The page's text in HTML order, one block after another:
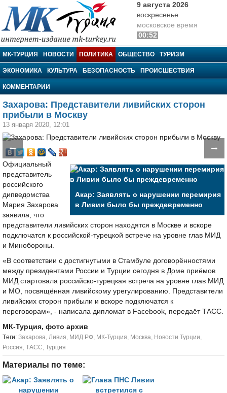
МК-Турция
9 августа 2026
воскресенье
московское время
00:52
МК-ТУРЦИЯ НОВОСТИ ПОЛИТИКА ОБЩЕСТВО ТУРИЗМ
ЭКОНОМИКА КУЛЬТУРА БЕЗОПАСНОСТЬ ПРОИСШЕСТВИЯ
КОММЕНТАРИИ
Захарова: Представители ливийских сторон
прибыли в Москву
13 января 2020, 12:01
← →
Акар: Заявлять о нарушении перемирия
в Ливии было бы преждевременно
Официальный
представитель
российского
дипведомства
Мария Захарова
заявила, что
представители ливийских сторон находятся в Москве и вскоре
подключатся к российской-турецкой встрече на уровне глав МИД
и Минобороны.
«В соответствии с достигнутыми в Стамбуле договорённостями
между президентами России и Турции сегодня в Доме приёмов
МИД стартовала российско-турецкая встреча на уровне глав МИД
и МО, посвящённая ливийскому урегулированию. Представители
ливийских сторон прибыли и вскоре подключатся к
переговорам», - написала дипломат в Facebook, передаёт ТАСС.
МК-Турция, фото архив
Tеги: Захарова, Ливия, МИД РФ, МК-Турция, Москва, Новости Турции,
Россия, ТАСС, Турция
Материалы по теме: